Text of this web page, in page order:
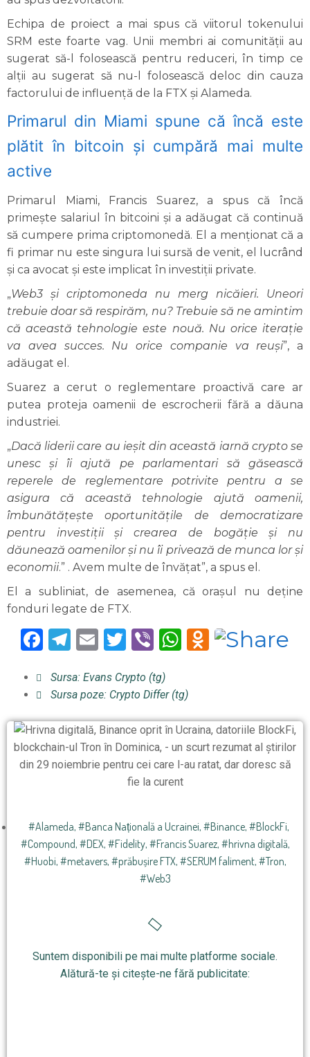
Echipa de proiect a mai spus că viitorul tokenului
SRM este foarte vag. Unii membri ai comunității au
sugerat să-l folosească pentru reduceri, în timp ce
alții au sugerat să nu-l folosească deloc din cauza
factorului de influență de la FTX și Alameda.
Primarul din Miami spune că încă este
plătit în bitcoin și cumpără mai multe
active
Primarul Miami, Francis Suarez, a spus că încă
primește salariul în bitcoini și a adăugat că continuă
să cumpere prima criptomonedă. El a menționat că a
fi primar nu este singura lui sursă de venit, el lucrând
și ca avocat și este implicat în investiții private.
„Web3 și criptomoneda nu merg nicăieri. Uneori
trebuie doar să respirăm, nu? Trebuie să ne amintim
că această tehnologie este nouă. Nu orice iterație
va avea succes. Nu orice companie va reuși”, a
adăugat el.
Suarez a cerut o reglementare proactivă care ar
putea proteja oamenii de escrocherii fără a dăuna
industriei.
„Dacă liderii care au ieșit din această iarnă crypto se
unesc și îi ajută pe parlamentari să găsească
reperele de reglementare potrivite pentru a se
asigura că această tehnologie ajută oamenii,
îmbunătățește oportunitățile de democratizare
pentru investiții și crearea de bogăție și nu
dăunează oamenilor și nu îi privează de munca lor și
economii.” . Avem multe de învățat”, a spus el.
El a subliniat, de asemenea, că orașul nu deține
fonduri legate de FTX.
Facebook
Telegram
EmailTwitter
ViberWhatsApp
Sursa: Evans Crypto (tg)
Sursa poze: Crypto Differ (tg)
#Alameda, #Banca Națională a Ucrainei, #Binance, #BlockFi,
#Compound, #DEX, #Fidelity, #Francis Suarez, #hrivna digitală,
#Huobi, #metavers, #prăbușire FTX, #SERUM faliment, #Tron,
#Web3
Suntem disponibili pe mai multe platforme sociale.
Alătură-te și citește-ne fără publicitate: